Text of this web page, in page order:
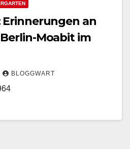
Erinnerungen an
Moabit im
BLOGGWART